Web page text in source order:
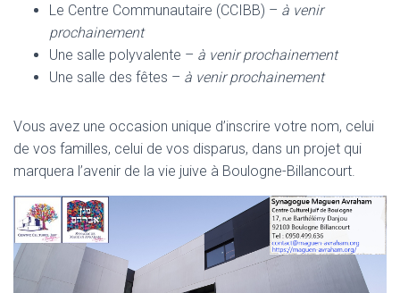
Le Centre Communautaire (CCIBB) – à venir
prochainement
Une salle polyvalente – à venir prochainement
Une salle des fêtes – à venir prochainement
Vous avez une occasion unique d’inscrire votre nom, celui
de vos familles, celui de vos disparus, dans un projet qui
marquera l’avenir de la vie juive à Boulogne-Billancourt.